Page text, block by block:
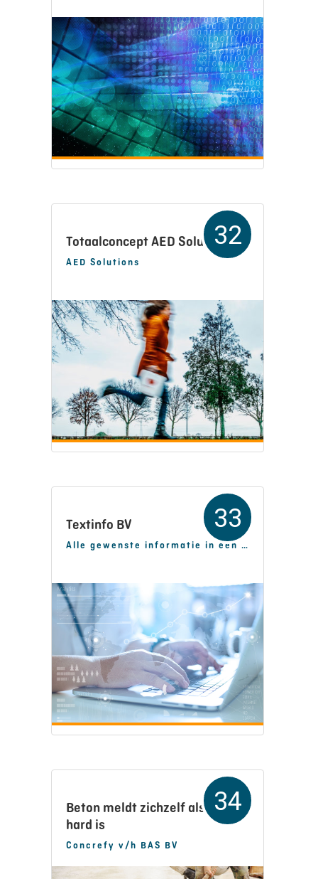
Totaalconcept AED Solutions
AED Solutions
32
Textinfo BV
Alle gewenste informatie in één keer bij elkaar
33
Beton meldt zichzelf als het
hard is
Concrefy v/h BAS BV
34